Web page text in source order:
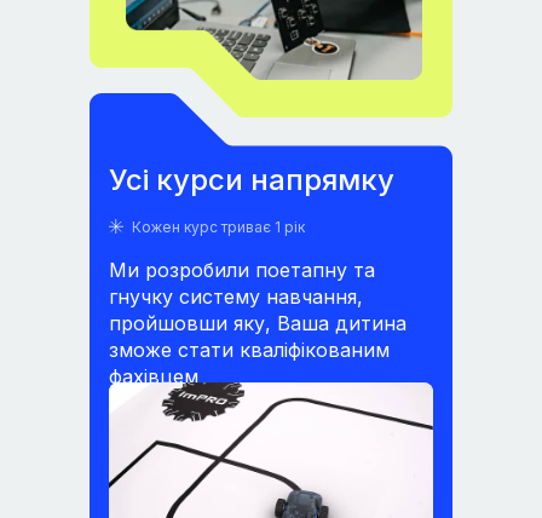
Усі курси напрямку
Ми розробили поетапну та
гнучку систему навчання,
пройшовши яку, Ваша дитина
зможе стати кваліфікованим
фахівцем
Кожен курс триває 1 рік